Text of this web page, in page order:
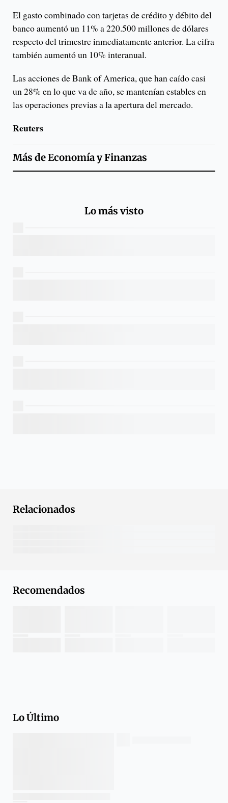
El gasto combinado con tarjetas de crédito y débito del
banco aumentó un 11% a 220.500 millones de dólares
respecto del trimestre inmediatamente anterior. La cifra
también aumentó un 10% interanual.
Las acciones de Bank of America, que han caído casi
un 28% en lo que va de año, se mantenían estables en
las operaciones previas a la apertura del mercado.
Reuters
Más deEconomía y Finanzas
Lo más visto
Relacionados
Recomendados
Lo Último